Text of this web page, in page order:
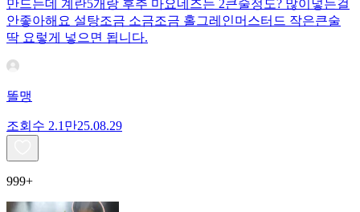
만드는데 계란5개랑 후추 마요네즈는 2큰술정도? 많이넣는걸
안좋아해요 설탕조금 소금조금 홀그레인머스터드 작은큰술
딱 요렇게 넣으면 됩니다.
똘맹
조회수 2.1만25.08.29
999+